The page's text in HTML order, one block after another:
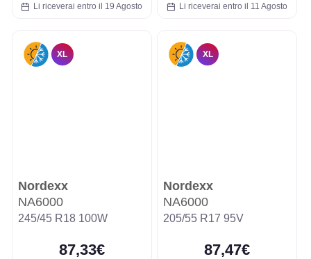
Li riceverai entro il 19 Agosto Li riceverai entro il 11 Agosto
XL
Nordexx
NA6000
245/45 R18 100W
87,33€
XL
Nordexx
NA6000
205/55 R17 95V
87,47€